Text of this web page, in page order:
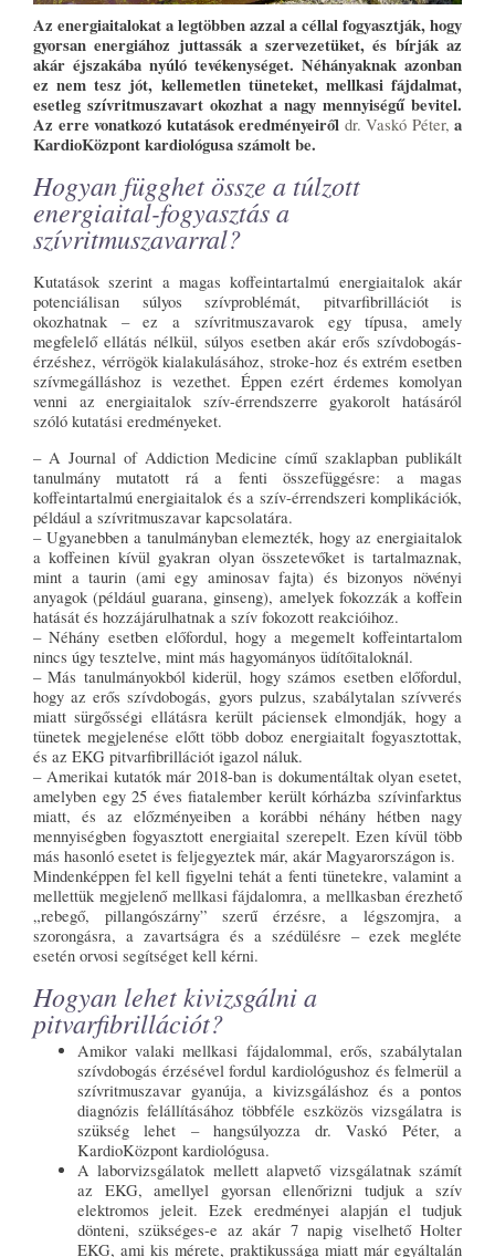
Az energiaitalokat a legtöbben azzal a céllal fogyasztják, hogy
gyorsan energiához juttassák a szervezetüket, és bírják az
akár éjszakába nyúló tevékenységet. Néhányaknak azonban
ez nem tesz jót, kellemetlen tüneteket, mellkasi fájdalmat,
esetleg szívritmuszavart okozhat a nagy mennyiségű bevitel.
Az erre vonatkozó kutatások eredményeiről dr. Vaskó Péter, a
KardioKözpont kardiológusa számolt be.
Hogyan függhet össze a túlzott
energiaital-fogyasztás a
szívritmuszavarral?
Kutatások szerint a magas koffeintartalmú energiaitalok akár
potenciálisan súlyos szívproblémát, pitvarfibrillációt is
okozhatnak – ez a szívritmuszavarok egy típusa, amely
megfelelő ellátás nélkül, súlyos esetben akár erős szívdobogás-
érzéshez, vérrögök kialakulásához, stroke-hoz és extrém esetben
szívmegálláshoz is vezethet. Éppen ezért érdemes komolyan
venni az energiaitalok szív-érrendszerre gyakorolt hatásáról
szóló kutatási eredményeket.
– A Journal of Addiction Medicine című szaklapban publikált
tanulmány mutatott rá a fenti összefüggésre: a magas
koffeintartalmú energiaitalok és a szív-érrendszeri komplikációk,
például a szívritmuszavar kapcsolatára.
– Ugyanebben a tanulmányban elemezték, hogy az energiaitalok
a koffeinen kívül gyakran olyan összetevőket is tartalmaznak,
mint a taurin (ami egy aminosav fajta) és bizonyos növényi
anyagok (például guarana, ginseng), amelyek fokozzák a koffein
hatását és hozzájárulhatnak a szív fokozott reakcióihoz.
– Néhány esetben előfordul, hogy a megemelt koffeintartalom
nincs úgy tesztelve, mint más hagyományos üdítőitaloknál.
– Más tanulmányokból kiderül, hogy számos esetben előfordul,
hogy az erős szívdobogás, gyors pulzus, szabálytalan szívverés
miatt sürgősségi ellátásra került páciensek elmondják, hogy a
tünetek megjelenése előtt több doboz energiaitalt fogyasztottak,
és az EKG pitvarfibrillációt igazol náluk.
– Amerikai kutatók már 2018-ban is dokumentáltak olyan esetet,
amelyben egy 25 éves fiatalember került kórházba szívinfarktus
miatt, és az előzményeiben a korábbi néhány hétben nagy
mennyiségben fogyasztott energiaital szerepelt. Ezen kívül több
más hasonló esetet is feljegyeztek már, akár Magyarországon is.
Mindenképpen fel kell figyelni tehát a fenti tünetekre, valamint a
mellettük megjelenő mellkasi fájdalomra, a mellkasban érezhető
„rebegő, pillangószárny” szerű érzésre, a légszomjra, a
szorongásra, a zavartságra és a szédülésre – ezek megléte
esetén orvosi segítséget kell kérni.
Hogyan lehet kivizsgálni a
pitvarfibrillációt?
Amikor valaki mellkasi fájdalommal, erős, szabálytalan
szívdobogás érzésével fordul kardiológushoz és felmerül a
szívritmuszavar gyanúja, a kivizsgáláshoz és a pontos
diagnózis felállításához többféle eszközös vizsgálatra is
szükség lehet – hangsúlyozza dr. Vaskó Péter, a
KardioKözpont kardiológusa.
A laborvizsgálatok mellett alapvető vizsgálatnak számít
az EKG, amellyel gyorsan ellenőrizni tudjuk a szív
elektromos jeleit. Ezek eredményei alapján el tudjuk
dönteni, szükséges-e az akár 7 napig viselhető Holter
EKG, ami kis mérete, praktikussága miatt már egyáltalán